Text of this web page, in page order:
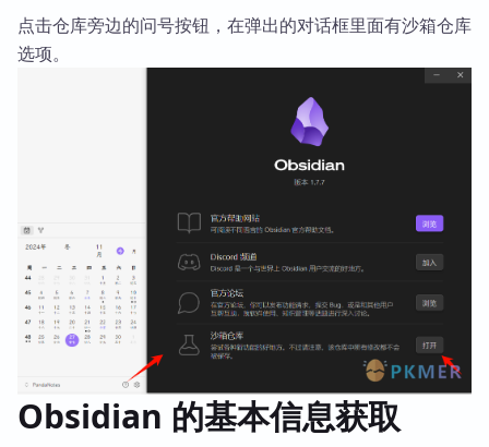
点击仓库旁边的问号按钮，在弹出的对话框里面有沙箱仓库
选项。
Obsidian 的基本信息获取